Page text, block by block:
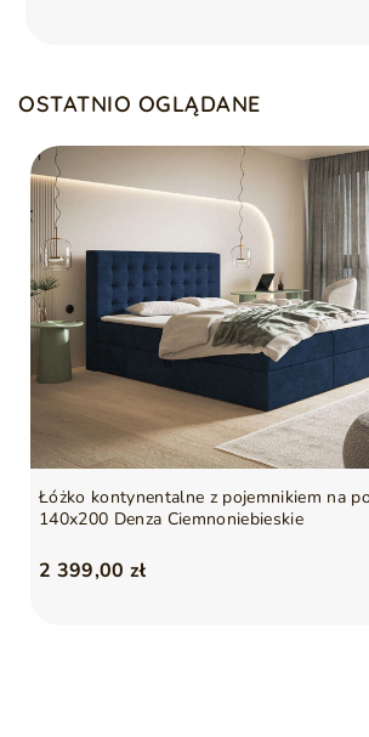
OSTATNIO OGLĄDANE
Łóżko kontynentalne z pojemnikiem na
140x200 Denza Ciemnoniebieskie
2 399,00 zł